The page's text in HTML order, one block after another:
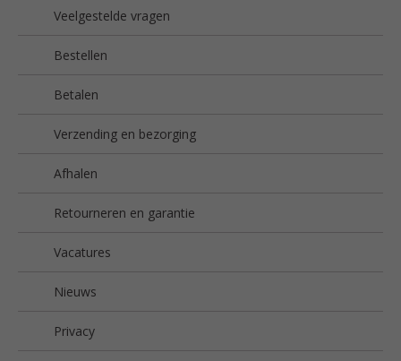
Veelgestelde vragen
Bestellen
Betalen
Verzending en bezorging
Afhalen
Retourneren en garantie
Vacatures
Nieuws
Privacy